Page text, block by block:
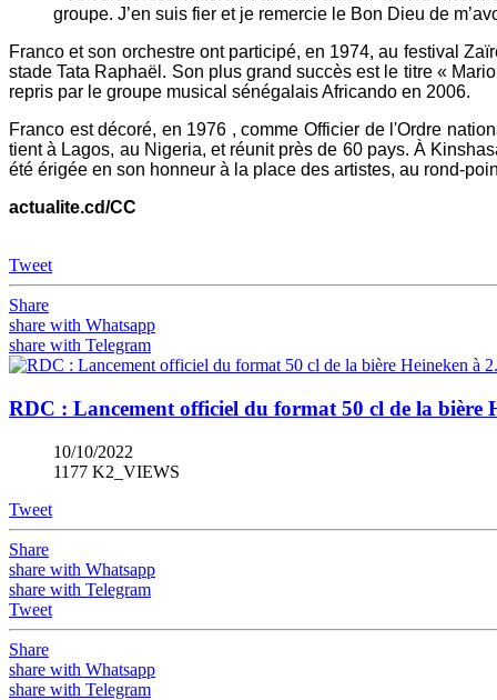
groupe. J’en suis fier et je remercie le Bon Dieu de
Franco et son orchestre ont participé, en 1974, au festival
stade Tata Raphaël. Son plus grand succès est le titre «
repris par le groupe musical sénégalais Africando en 2006.
Franco est décoré, en 1976 , comme Officier de l'Ordre
tient à Lagos, au Nigeria, et réunit près de 60 pays. À
été érigée en son honneur à la place des artistes, au rond-
actualite.cd/CC
Tweet
Share
share with Whatsapp
share with Telegram
RDC : Lancement officiel du format 50 cl de la bière
10/10/2022
1177 K2_VIEWS
Tweet
Share
share with Whatsapp
share with Telegram
Tweet
Share
share with Whatsapp
share with Telegram